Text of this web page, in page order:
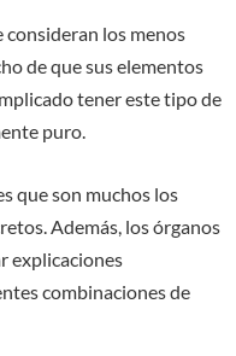
consideran los menos
de que sus elementos
tener este tipo de
puro.
que son muchos los
Además, los órganos
explicaciones
combinaciones de